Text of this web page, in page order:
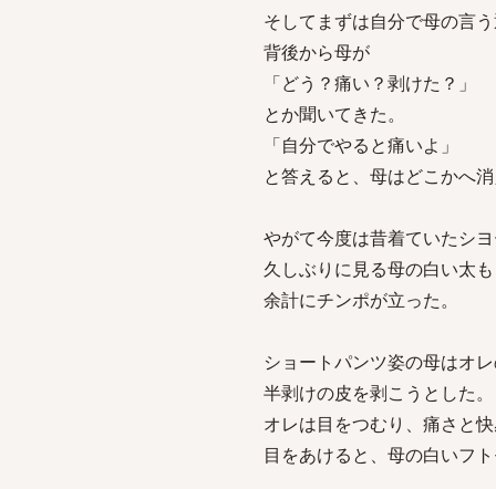
そしてまずは自分で母の言
背後から母が
「どう？痛い？剥けた？」
とか聞いてきた。
「自分でやると痛いよ」
と答えると、母はどこかへ
やがて今度は昔着ていたシ
久しぶりに見る母の白い太
余計にチンポが立った。
ショートパンツ姿の母はオ
半剥けの皮を剥こうとした。
オレは目をつむり、痛さと
目をあけると、母の白いフ